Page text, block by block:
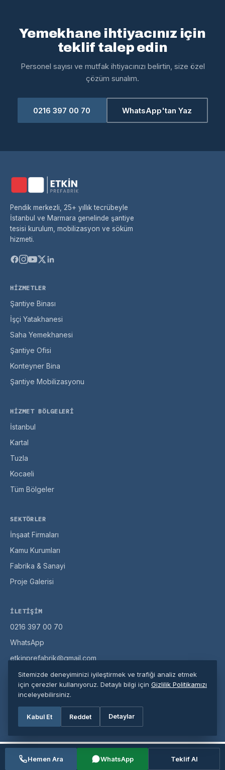
Yemekhane ihtiyacınız için
teklif talep edin
Personel sayısı ve mutfak ihtiyacınızı belirtin, size özel
çözüm sunalım.
0216 397 00 70 WhatsApp'tan Yaz
Pendik merkezli, 25+ yıllık tecrübeyle
İstanbul ve Marmara genelinde şantiye
tesisi kurulum, mobilizasyon ve söküm
hizmeti.
HIZMETLER
Şantiye Binası
İşçi Yatakhanesi
Saha Yemekhanesi
Şantiye Ofisi
Konteyner Bina
Şantiye Mobilizasyonu
HIZMET BÖLGELERI
İstanbul
Kartal
Tuzla
Kocaeli
Tüm Bölgeler
SEKTÖRLER
İnşaat Firmaları
Kamu Kurumları
Fabrika & Sanayi
Proje Galerisi
İLETIŞIM
0216 397 00 70
WhatsApp
etkinprefabrik@gmail.com
Misaki Milli Cd. No:104, Pendik / İstanbul
© 2026 Etkin Prefabrik. Tüm hakları saklıdır.
Gizlilik Politikası
·Site Haritası
Sitemizde deneyiminizi iyileştirmek ve trafiği analiz etmek
için çerezler kullanıyoruz. Detaylı bilgi için Gizlilik Politikamızı
inceleyebilirsiniz.
Kabul Et Reddet Detaylar
Hemen Ara WhatsApp Teklif Al